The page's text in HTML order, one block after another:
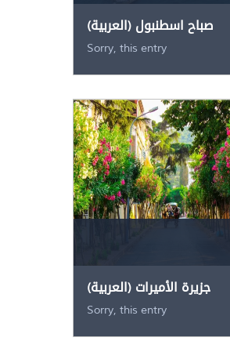
(العربية) صباح اسطنبول
Sorry, this entry
(العربية) جزيرة الأميرات
Sorry, this entry